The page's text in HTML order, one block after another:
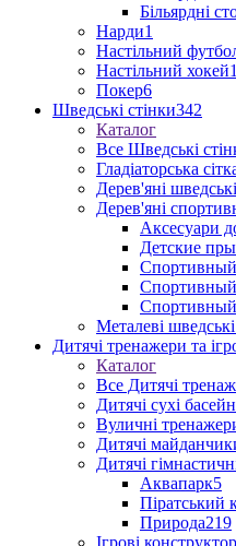
Більярдні
Нарди1
Настільний
Настільний хокей
Покер6
Шведські стінки342
Каталог
Все Шведські
Гладіаторська
Дерев'яні
Дерев'яні
Аксесуари
Детские
Металеві
Дитячі тренажери та
Каталог
Все Дитячі
Дитячі сухі
Вуличні
Дитячі
Дитячі
Аквапарк5
Піратський
Природа219
Ігрові